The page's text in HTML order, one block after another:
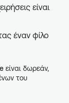
είναι
έναν φίλο
είναι δωρεάν,
του